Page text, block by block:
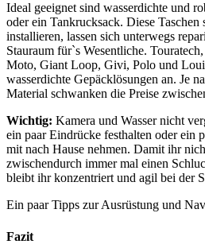
Ideal geeignet sind wasserdichte und
oder ein Tankrucksack. Diese
installieren, lassen sich unterwegs
Stauraum für`s Wesentliche.
Moto, Giant Loop, Givi, Polo und
wasserdichte Gepäcklösungen an. Je
Material schwanken die Preise
Wichtig: Kamera und Wasser nicht
ein paar Eindrücke festhalten oder ein
mit nach Hause nehmen. Damit ihr
zwischendurch immer mal einen
bleibt ihr konzentriert und agil bei der
Ein paar Tipps zur Ausrüstung und
Fazit